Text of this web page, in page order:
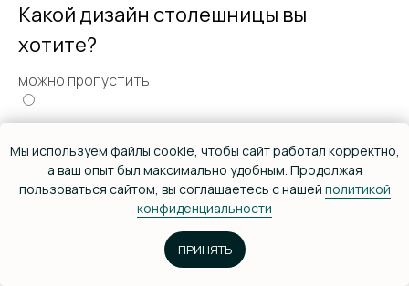
Мы используем файлы cookie, чтобы сайт работал корректно,
а ваш опыт был максимально удобным. Продолжая
пользоваться сайтом, вы соглашаетесь с нашей политикой
конфиденциальности
ПРИНЯТЬ
Заказать звонок
Какой дизайн столешницы вы
хотите?
можно пропустить
С дырками по всей столешнице
Мозайка из кусков дерева
Рассчитать стоимость
Политика конфиденциальности